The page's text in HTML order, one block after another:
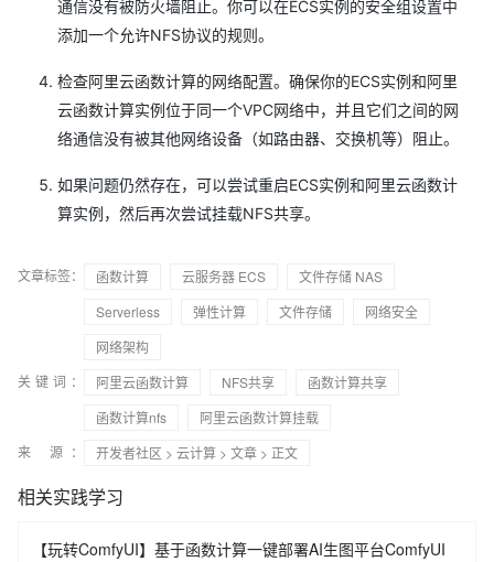
通信没有被防火墙阻止。你可以在ECS实例的安全组设置中
添加一个允许NFS协议的规则。
检查阿里云函数计算的网络配置。确保你的ECS实例和阿里
云函数计算实例位于同一个VPC网络中，并且它们之间的网
络通信没有被其他网络设备（如路由器、交换机等）阻止。
如果问题仍然存在，可以尝试重启ECS实例和阿里云函数计
算实例，然后再次尝试挂载NFS共享。
文章标签： 函数计算 云服务器 ECS
文件存储 NAS
Serverless
弹性计算 文件存储
网络安全
网络架构
关键词：
阿里云函数计算 NFS共享
函数计算共享
函数计算nfs
阿里云函数计算挂载
来 源：
开发者社区 > 云计算 > 文章 > 正文
相关实践学习
【玩转ComfyUI】基于函数计算一键部署AI生图平台ComfyUI